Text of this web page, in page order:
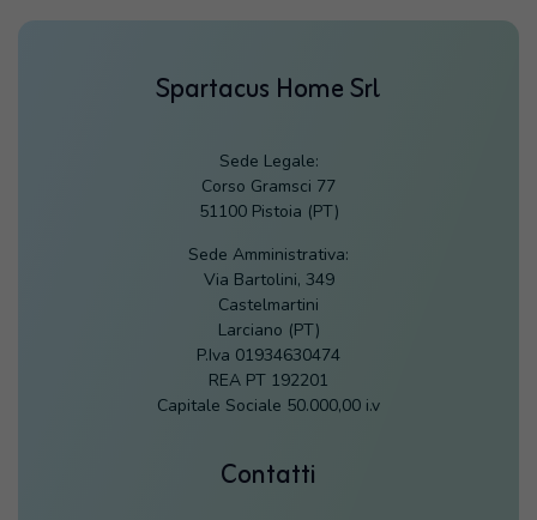
Spartacus Home Srl
Sede Legale:
Corso Gramsci 77
51100 Pistoia (PT)
Sede Amministrativa:
Via Bartolini, 349
Castelmartini
Larciano (PT)
P.Iva 01934630474
REA PT 192201
Capitale Sociale 50.000,00 i.v
Contatti